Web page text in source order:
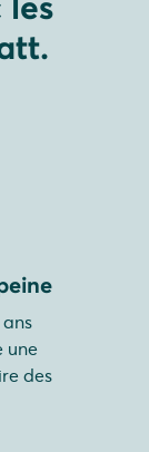
une
des